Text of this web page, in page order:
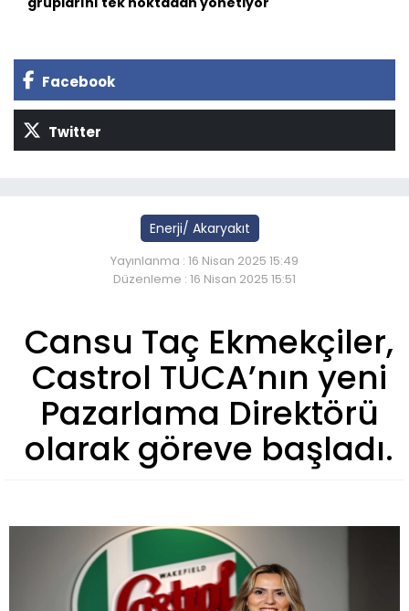
Facebook
Twitter
Enerji/ Akaryakıt
Yayınlanma : 16 Nisan 2025 15:49
Düzenleme : 16 Nisan 2025 15:51
Cansu Taç Ekmekçiler,
Castrol TUCA’nın yeni
Pazarlama Direktörü
olarak göreve başladı.